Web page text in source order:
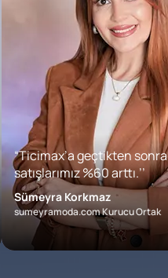
“Ticimax’a geçtikten sonra
satışlarımız %60 arttı.’’
Sümeyra Korkmaz
sumeyramoda.com Kurucu Ortak